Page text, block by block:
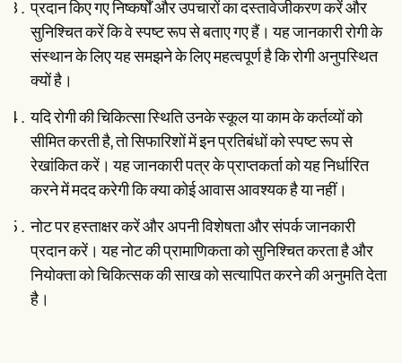
प्रदान किए गए निष्कर्षों और उपचारों का दस्तावेजीकरण करें और
सुनिश्चित करें कि वे स्पष्ट रूप से बताए गए हैं। यह जानकारी रोगी के
संस्थान के लिए यह समझने के लिए महत्वपूर्ण है कि रोगी अनुपस्थित
क्यों है।
यदि रोगी की चिकित्सा स्थिति उनके स्कूल या काम के कर्तव्यों को
सीमित करती है, तो सिफारिशों में इन प्रतिबंधों को स्पष्ट रूप से
रेखांकित करें। यह जानकारी पत्र के प्राप्तकर्ता को यह निर्धारित
करने में मदद करेगी कि क्या कोई आवास आवश्यक है या नहीं।
नोट पर हस्ताक्षर करें और अपनी विशेषता और संपर्क जानकारी
प्रदान करें। यह नोट की प्रामाणिकता को सुनिश्चित करता है और
नियोक्ता को चिकित्सक की साख को सत्यापित करने की अनुमति देता
है।